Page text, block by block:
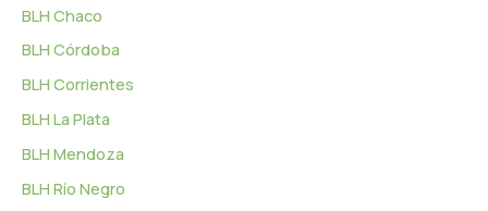
BLH Chaco
BLH Córdoba
BLH Corrientes
BLH La Plata
BLH Mendoza
BLH Río Negro